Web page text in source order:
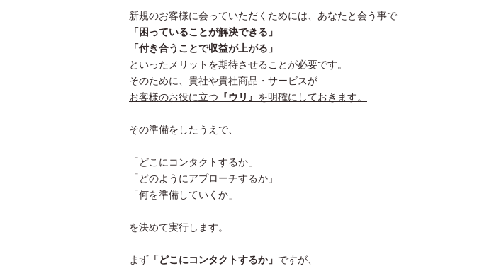
新規のお客様に会っていただくためには、あなたと会う事で
「困っていることが解決できる」
「付き合うことで収益が上がる」
といったメリットを期待させることが必要です。
そのために、貴社や貴社商品・サービスが
お客様のお役に立つ 『ウリ』 を明確にしておきます。
その準備をしたうえで、
「どこにコンタクトするか」
「どのようにアプローチするか」
「何を準備していくか」
を決めて実行します。
まず 「どこにコンタクトするか」 ですが、